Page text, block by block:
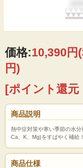
価格:10,390円
円)
[ポイント還
商品説明
熱中症対策や寒い季節の水分
Ca、K、Mg)をすばやく補給
商品仕様